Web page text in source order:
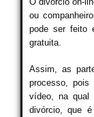
ou
pode ser feito
gratuita.
Assim, as
processo,
vídeo, na qual
divórcio, que